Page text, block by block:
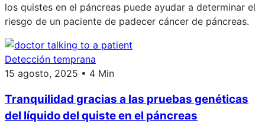
los quistes en el páncreas puede ayudar a determinar el
riesgo de un paciente de padecer cáncer de páncreas.
Detección temprana
15 agosto, 2025 • 4 Min
Tranquilidad gracias a las pruebas genéticas
del líquido del quiste en el páncreas